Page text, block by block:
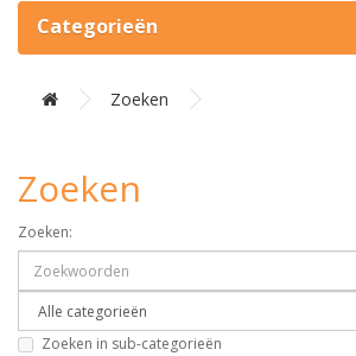
Categorieën
Zoeken
Zoeken
Zoeken:
Zoeken in sub-categorieën